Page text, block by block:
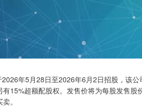
年5月28日至2026年6月2日招股，该公
15%超额配股权。发售价将为每股发售
。
深证成指 14311.01 200.89